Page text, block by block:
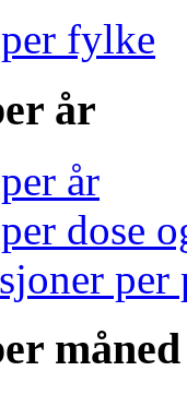
fylke
år
år
dose
per
måned